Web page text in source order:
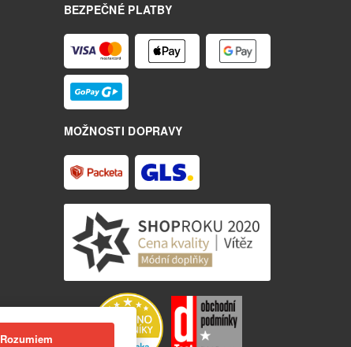
BEZPEČNÉ PLATBY
MOŽNOSTI DOPRAVY
Rozumiem